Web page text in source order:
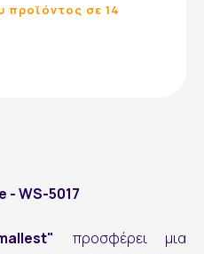
προϊόντος σε 14
- WS-5017
προσφέρει μια